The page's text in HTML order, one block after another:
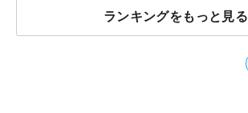
ランキングをもっと見る